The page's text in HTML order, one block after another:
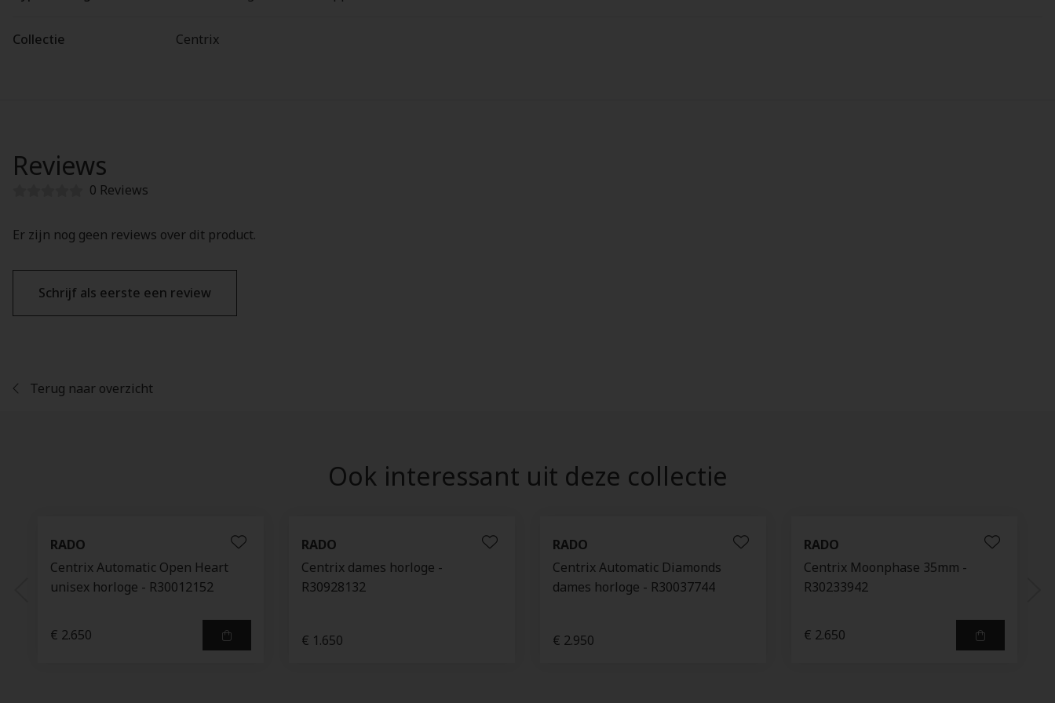
Collectie Centrix
Reviews
0 Reviews
Er zijn nog geen reviews over dit product.
Schrijf als eerste een review
Terug naar overzicht
Ook interessant uit deze collectie
RADO
Centrix Automatic Open Heart
unisex horloge - R30012152
€ 2.650
RADO
Centrix dames horloge -
R30928132
€ 1.650
RADO
Centrix Automatic Diamonds
dames horloge - R30037744
€ 2.950
RADO
Centrix Moonphase 35mm -
R30233942
€ 2.650